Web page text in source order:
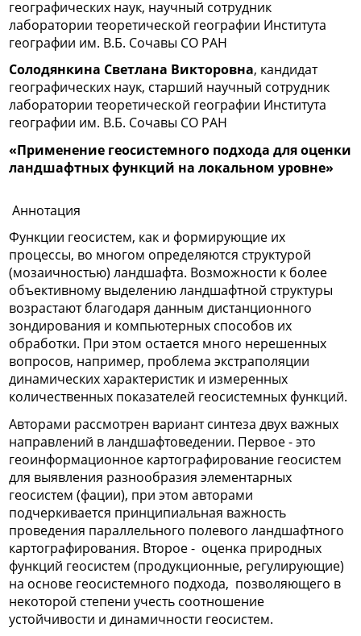
географических наук, научный сотрудник
лаборатории теоретической географии Института
географии им. В.Б. Сочавы СО РАН
Солодянкина Светлана Викторовна, кандидат
географических наук, старший научный сотрудник
лаборатории теоретической географии Института
географии им. В.Б. Сочавы СО РАН
«Применение геосистемного подхода для оценки
ландшафтных функций на локальном уровне»
Аннотация
Функции геосистем, как и формирующие их
процессы, во многом определяются структурой
(мозаичностью) ландшафта. Возможности к более
объективному выделению ландшафтной структуры
возрастают благодаря данным дистанционного
зондирования и компьютерных способов их
обработки. При этом остается много нерешенных
вопросов, например, проблема экстраполяции
динамических характеристик и измеренных
количественных показателей геосистемных функций.
Авторами рассмотрен вариант синтеза двух важных
направлений в ландшафтоведении. Первое - это
геоинформационное картографирование геосистем
для выявления разнообразия элементарных
геосистем (фации), при этом авторами
подчеркивается принципиальная важность
проведения параллельного полевого ландшафтного
картографирования. Второе - оценка природных
функций геосистем (продукционные, регулирующие)
на основе геосистемного подхода, позволяющего в
некоторой степени учесть соотношение
устойчивости и динамичности геосистем.